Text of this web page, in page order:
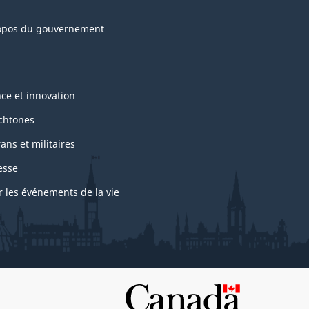
du gouvernement
et innovation
et militaires
les événements de la vie